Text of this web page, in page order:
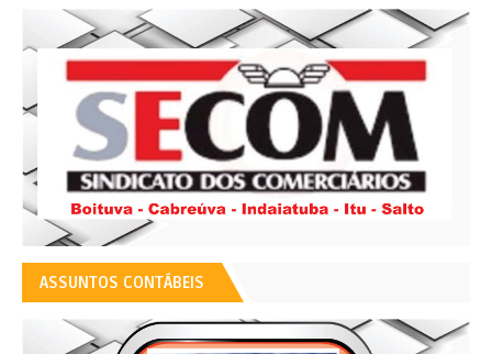
ASSUNTOS CONTÁBEIS